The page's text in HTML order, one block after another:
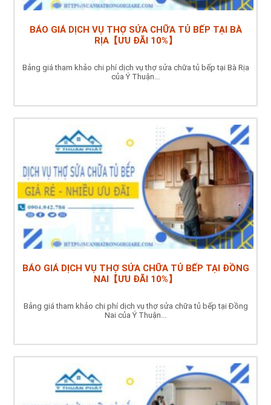
BÁO GIÁ DỊCH VỤ THỢ SỬA CHỮA TỦ BẾP TẠI BÀ
RỊA【ƯU ĐÃI 10%】
Bảng giá tham khảo chi phí dịch vụ thợ sửa chữa tủ bếp tại Bà Rịa
của Ý Thuận...
BÁO GIÁ DỊCH VỤ THỢ SỬA CHỮA TỦ BẾP TẠI ĐỒNG
NAI【ƯU ĐÃI 10%】
Bảng giá tham khảo chi phí dịch vụ thợ sửa chữa tủ bếp tại Đồng
Nai của Ý Thuận...